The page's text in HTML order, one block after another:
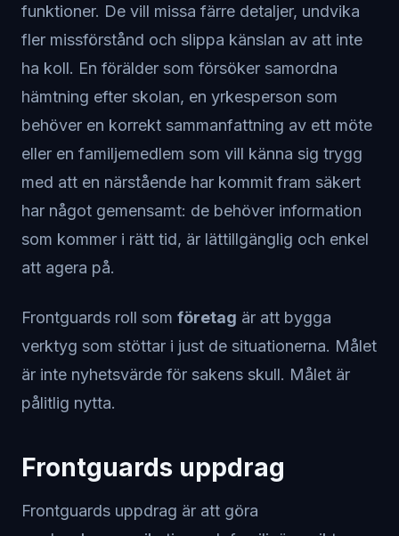
funktioner. De vill missa färre detaljer, undvika
fler missförstånd och slippa känslan av att inte
ha koll. En förälder som försöker samordna
hämtning efter skolan, en yrkesperson som
behöver en korrekt sammanfattning av ett möte
eller en familjemedlem som vill känna sig trygg
med att en närstående har kommit fram säkert
har något gemensamt: de behöver information
som kommer i rätt tid, är lättillgänglig och enkel
att agera på.
Frontguards roll som företag är att bygga
verktyg som stöttar i just de situationerna. Målet
är inte nyhetsvärde för sakens skull. Målet är
pålitlig nytta.
Frontguards uppdrag
Frontguards uppdrag är att göra